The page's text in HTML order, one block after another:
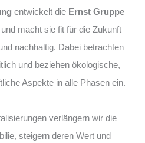
entwickelt die Ernst Gruppe
macht sie fit für die Zukunft –
nachhaltig. Dabei betrachten
und beziehen ökologische,
Aspekte in alle Phasen ein.
verlängern wir die
steigern deren Wert und